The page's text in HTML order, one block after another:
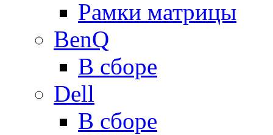
Рамки матрицы
BenQ
В сборе
Dell
В сборе